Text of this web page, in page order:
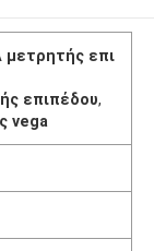
μετρητής επι
επιπέδου,
vega